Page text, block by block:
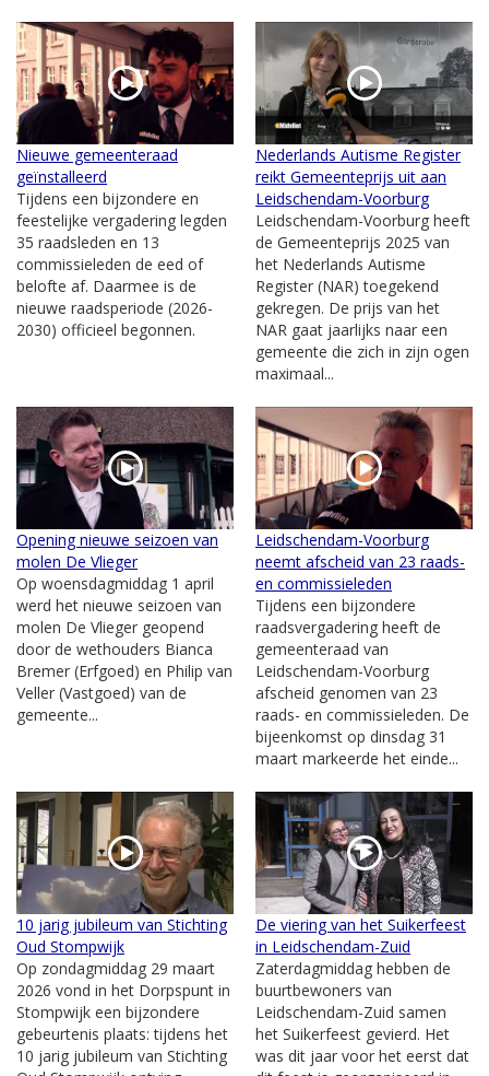
Nieuwe gemeenteraad
geïnstalleerd
Tijdens een bijzondere en
feestelijke vergadering legden
35 raadsleden en 13
commissieleden de eed of
belofte af. Daarmee is de
nieuwe raadsperiode (2026-
2030) officieel begonnen.
Nederlands Autisme Register
reikt Gemeenteprijs uit aan
Leidschendam-Voorburg
Leidschendam-Voorburg heeft
de Gemeenteprijs 2025 van
het Nederlands Autisme
Register (NAR) toegekend
gekregen. De prijs van het
NAR gaat jaarlijks naar een
gemeente die zich in zijn ogen
maximaal...
Opening nieuwe seizoen van
molen De Vlieger
Op woensdagmiddag 1 april
werd het nieuwe seizoen van
molen De Vlieger geopend
door de wethouders Bianca
Bremer (Erfgoed) en Philip van
Veller (Vastgoed) van de
gemeente...
Leidschendam-Voorburg
neemt afscheid van 23 raads-
en commissieleden
Tijdens een bijzondere
raadsvergadering heeft de
gemeenteraad van
Leidschendam-Voorburg
afscheid genomen van 23
raads- en commissieleden. De
bijeenkomst op dinsdag 31
maart markeerde het einde...
10 jarig jubileum van Stichting
Oud Stompwijk
Op zondagmiddag 29 maart
2026 vond in het Dorpspunt in
Stompwijk een bijzondere
gebeurtenis plaats: tijdens het
10 jarig jubileum van Stichting
De viering van het Suikerfeest
in Leidschendam-Zuid
Zaterdagmiddag hebben de
buurtbewoners van
Leidschendam-Zuid samen
het Suikerfeest gevierd. Het
was dit jaar voor het eerst dat